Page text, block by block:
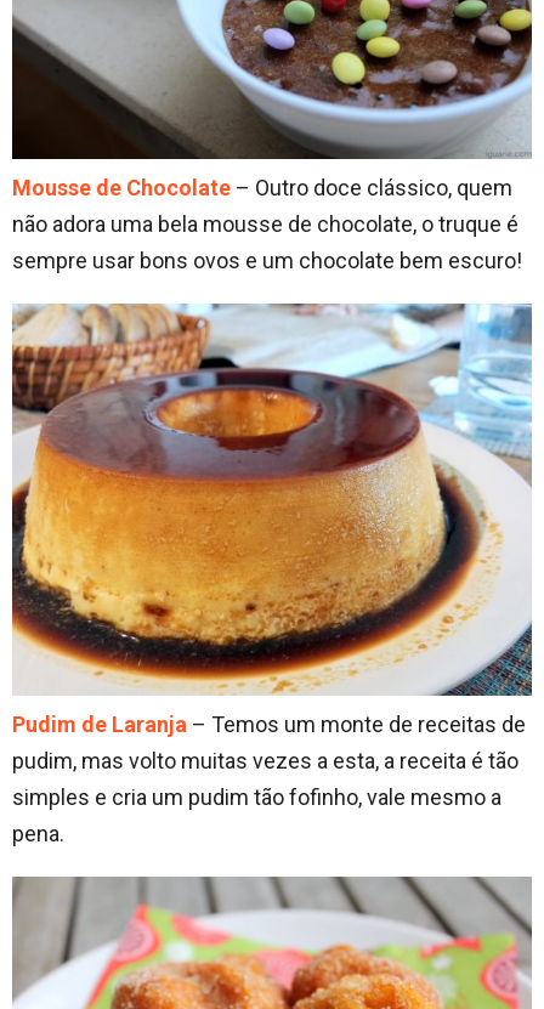
Mousse de Chocolate – Outro doce clássico, quem
não adora uma bela mousse de chocolate, o truque é
sempre usar bons ovos e um chocolate bem escuro!
Pudim de Laranja – Temos um monte de receitas de
pudim, mas volto muitas vezes a esta, a receita é tão
simples e cria um pudim tão fofinho, vale mesmo a
pena.